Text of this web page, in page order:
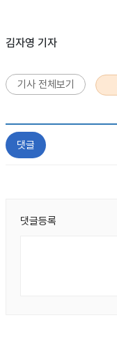
김자영 기자
기사 전체보기
댓글
댓글등록